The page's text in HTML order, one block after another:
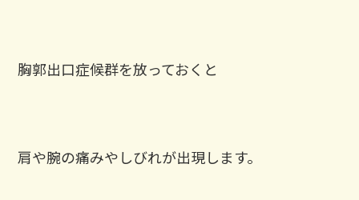
胸郭出口症候群を放っておくと
肩や腕の痛みやしびれが出現します。